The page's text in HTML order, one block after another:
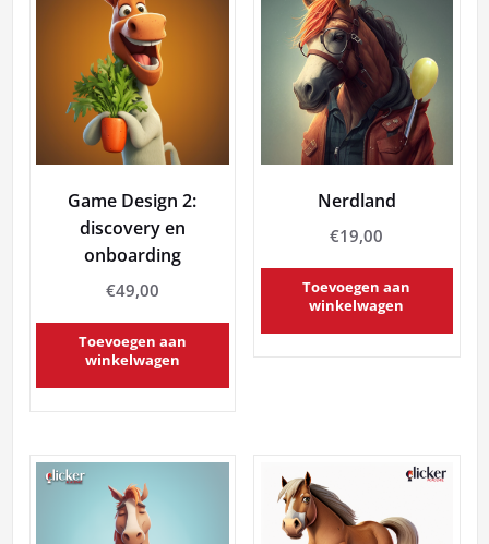
Game Design 2:
discovery en
onboarding
€49,00
Toevoegen aan
winkelwagen
Nerdland
€19,00
Toevoegen aan
winkelwagen